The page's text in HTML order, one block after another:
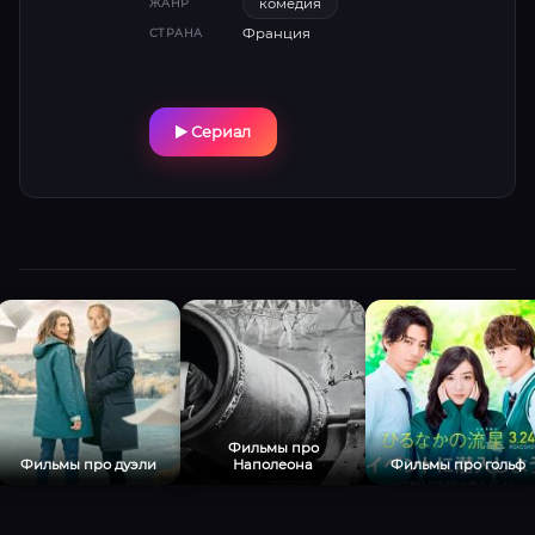
курьёзными заданиями (поиск нацистского
предателя, интриги вокруг ядерной бомбы)
Стилистика — помесь «Бюро легенд» с OSS
117: абсурдные диалоги, винтажные костюмы
ЖАНР комедия
СТРАНА Франция
Сериал
Фильмы про дуэли
Фильмы про
Наполеона
Фильмы про гольф